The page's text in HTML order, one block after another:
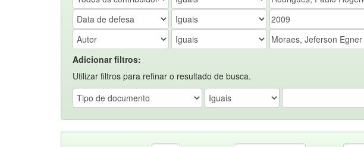
Adicionar filtros:
Utilizar filtros para refinar o resultado de busca.